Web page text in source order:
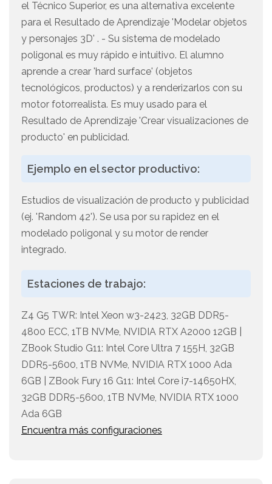
el Técnico Superior, es una alternativa excelente
para el Resultado de Aprendizaje 'Modelar objetos
y personajes 3D' . - Su sistema de modelado
poligonal es muy rápido e intuitivo. El alumno
aprende a crear 'hard surface' (objetos
tecnológicos, productos) y a renderizarlos con su
motor fotorrealista. Es muy usado para el
Resultado de Aprendizaje 'Crear visualizaciones de
producto' en publicidad.
Ejemplo en el sector productivo:
Estudios de visualización de producto y publicidad
(ej. 'Random 42'). Se usa por su rapidez en el
modelado poligonal y su motor de render
integrado.
Estaciones de trabajo:
Z4 G5 TWR: Intel Xeon w3-2423, 32GB DDR5-
4800 ECC, 1TB NVMe, NVIDIA RTX A2000 12GB |
ZBook Studio G11: Intel Core Ultra 7 155H, 32GB
DDR5-5600, 1TB NVMe, NVIDIA RTX 1000 Ada
6GB | ZBook Fury 16 G11: Intel Core i7-14650HX,
32GB DDR5-5600, 1TB NVMe, NVIDIA RTX 1000
Ada 6GB
Encuentra más configuraciones